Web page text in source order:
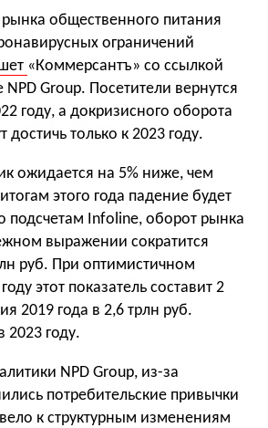
общественного питания
ограничений
«Коммерсантъ» со ссылкой
Group. Посетители вернутся
году, а докризисного оборота
достичь только к 2023 году.
ожидается на 5% ниже, чем
этого года падение будет
подсчетам Infoline, оборот рынка
выражении сократится
руб. При оптимистичном
этот показатель составит 2
2019 года в 2,6 трлн руб.
2023 году.
NPD Group, из-за
потребительские привычки
к структурным изменениям